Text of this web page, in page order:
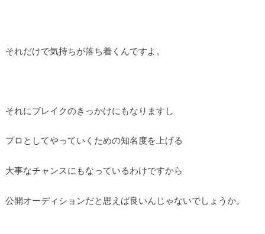
それだけで気持ちが落ち着くんですよ。
それにブレイクのきっかけにもなりますし
プロとしてやっていくための知名度を上げる
大事なチャンスにもなっているわけですから
公開オーディションだと思えば良いんじゃないでしょうか。